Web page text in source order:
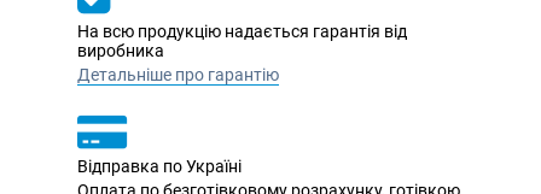
На всю продукцію надається гарантія від
виробника
Детальніше про гарантію
Відправка по Україні
Оплата по безготівковому розрахунку, готівкою